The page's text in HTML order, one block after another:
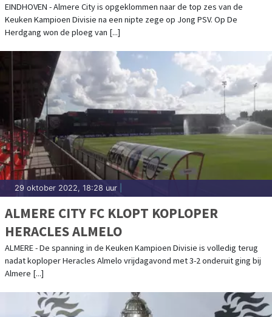
EINDHOVEN - Almere City is opgeklommen naar de top zes van de
Keuken Kampioen Divisie na een nipte zege op Jong PSV. Op De
Herdgang won de ploeg van [...]
29 oktober 2022, 18:28 uur
ALMERE CITY FC KLOPT KOPLOPER
HERACLES ALMELO
ALMERE - De spanning in de Keuken Kampioen Divisie is volledig terug
nadat koploper Heracles Almelo vrijdagavond met 3-2 onderuit ging bij
Almere [...]